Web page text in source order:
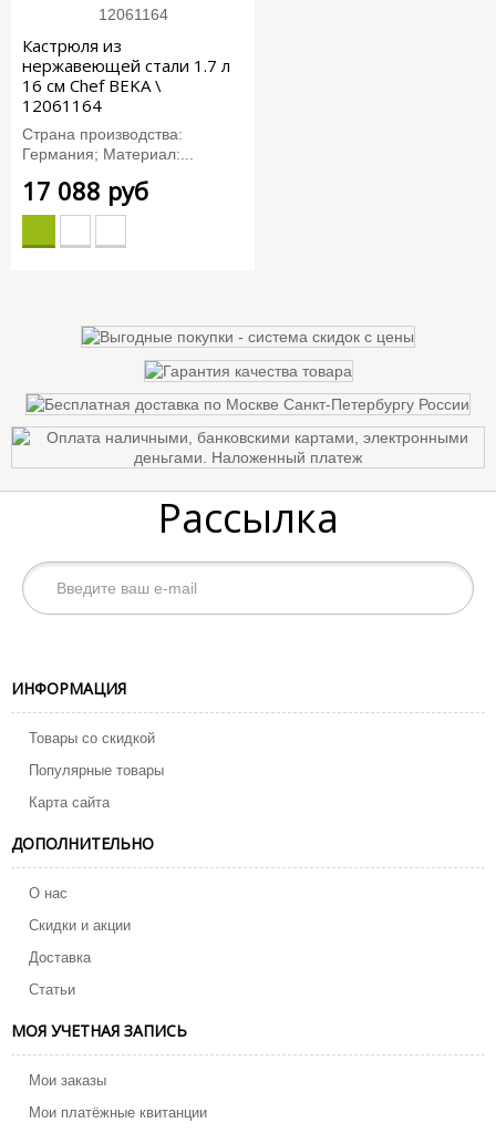
Кастрюля из
нержавеющей стали 1.7 л
16 см Chef BEKA \
12061164
Страна производства:
Германия; Материал:...
17 088 руб
Рассылка
ИНФОРМАЦИЯ
Товары со скидкой
Популярные товары
Карта сайта
ДОПОЛНИТЕЛЬНО
О нас
Скидки и акции
Доставка
Статьи
МОЯ УЧЕТНАЯ ЗАПИСЬ
Мои заказы
Мои платёжные квитанции